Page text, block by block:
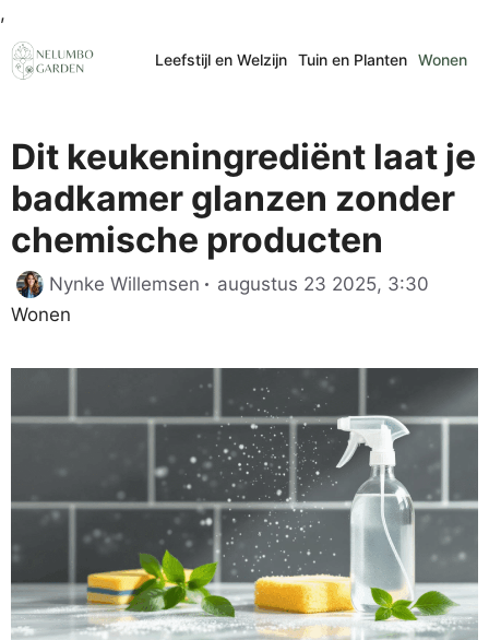
,
naar
de
Leefstijl en Welzijn Tuin en Planten Wonen
Dit keukeningrediënt laat je
badkamer glanzen zonder
chemische producten
Nynke Willemsen augustus 23 2025, 3:30
Wonen